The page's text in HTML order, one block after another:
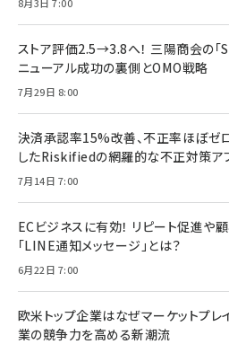
ストア評価2.5→3.8へ！ 三陽商会の「
ニューアル成功の裏側とOMO戦略
7月29日 8:00
決済承認率15%改善、不正率ほぼゼ
したRiskifiedの網羅的な不正対策ア
7月14日 7:00
ECビジネスに有効！ リピート促進や
「LINE通知メッセージ」とは？
6月22日 7:00
欧米トップ企業はなぜマーケットプ
業の競争力を高める新潮流